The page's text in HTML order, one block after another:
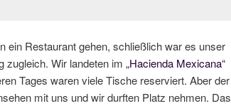
ein Restaurant gehen, schließlich war es unser
zugleich. Wir landeten im „Hacienda Mexicana“
Tages waren viele Tische reserviert. Aber der
mit uns und wir durften Platz nehmen. Das